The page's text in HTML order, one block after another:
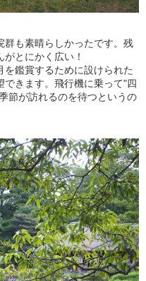
群も素晴らしかったです。残
とにかく広い！
鑑賞するために設けられた
できます。飛行機に乗って"四
節が訪れるのを待つというの